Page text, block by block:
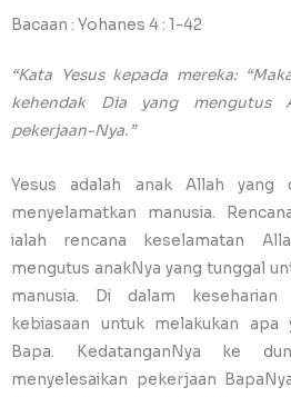
Bacaan : Yohanes 4 : 1-42
“Kata Yesus kepada mereka:
kehendak Dia yang mengutus
pekerjaan-Nya.”
Yesus adalah anak Allah yang
menyelamatkan manusia.
ialah rencana keselamatan
mengutus anakNya yang tunggal
manusia. Di dalam keseharian
kebiasaan untuk melakukan
Bapa. KedatanganNya ke
menyelesaikan pekerjaan